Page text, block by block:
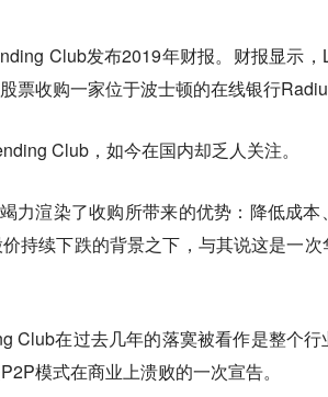
Club发布2019年财报。财报显示
票收购一家位于波士顿的在线银行
Club，如今在国内却乏人关注。
力渲染了收购所带来的优势：降低成
续下跌的背景之下，与其说这是一次
Club在过去几年的落寞被看作是整个
模式在商业上溃败的一次宣告。